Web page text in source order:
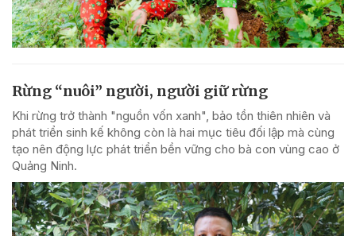
Rừng “nuôi” người, người giữ rừng
Khi rừng trở thành "nguồn vốn xanh", bảo tồn thiên nhiên và
phát triển sinh kế không còn là hai mục tiêu đối lập mà cùng
tạo nên động lực phát triển bền vững cho bà con vùng cao ở
Quảng Ninh.